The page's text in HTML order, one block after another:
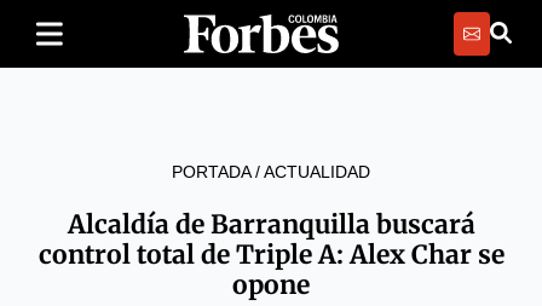
PORTADA/ACTUALIDAD
Alcaldía de Barranquilla buscará
control total de Triple A: Alex Char se
opone